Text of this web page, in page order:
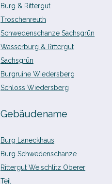
Burg & Rittergut
Troschenreuth
Schwedenschanze Sachsgrün
Wasserburg & Rittergut
Sachsgrün
Burgruine Wiedersberg
Schloss Wiedersberg
Gebäudename
Burg Laneckhaus
Burg Schwedenschanze
Rittergut Weischlitz Oberer
Teil